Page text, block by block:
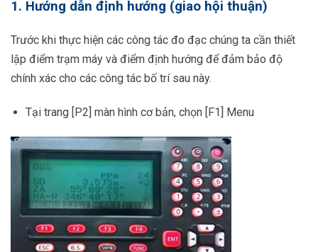
1. Hướng dẫn định hướng (giao hội thuận)
Trước khi thực hiện các công tác đo đạc chúng ta cần thiết
lập điểm trạm máy và điểm định hướng để đảm bảo độ
chính xác cho các công tác bố trí sau này.
Tại trang [P2] màn hình cơ bản, chọn [F1] Menu